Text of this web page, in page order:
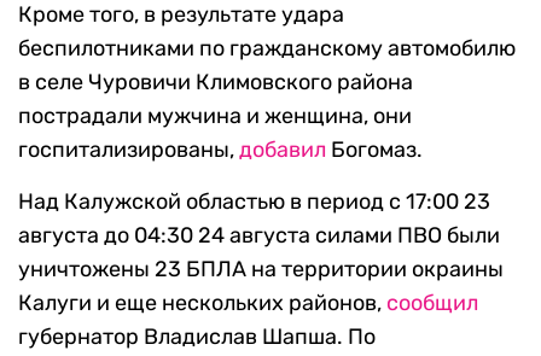
Кроме того, в результате удара
беспилотниками по гражданскому автомобилю
в селе Чуровичи Климовского района
пострадали мужчина и женщина, они
госпитализированы,добавил Богомаз.
Над Калужской областью в период с 17:00 23
августа до 04:30 24 августа силами ПВО были
уничтожены 23 БПЛА на территории окраины
Калуги и еще нескольких районов, сообщил
губернатор Владислав Шапша. По